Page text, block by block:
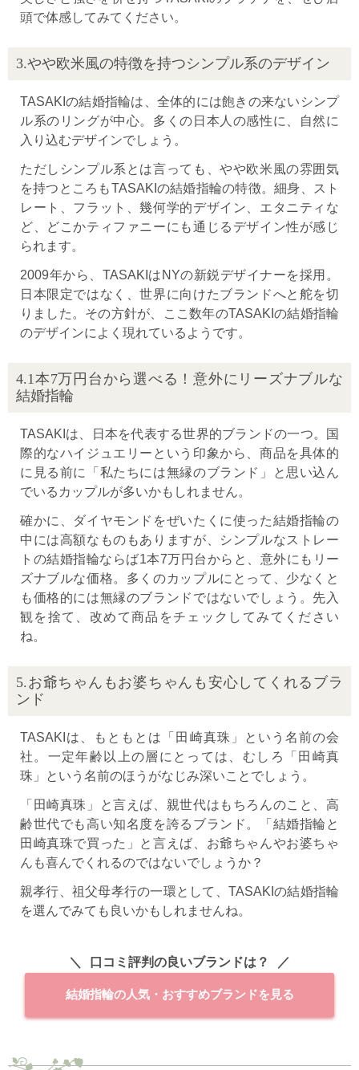
頭で体感してみてください。
3.やや欧米風の特徴を持つシンプル系のデザイン
TASAKIの結婚指輪は、全体的には飽きの来ないシンプ
ル系のリングが中心。多くの日本人の感性に、自然に
入り込むデザインでしょう。
ただしシンプル系とは言っても、やや欧米風の雰囲気
を持つところもTASAKIの結婚指輪の特徴。細身、スト
レート、フラット、幾何学的デザイン、エタニティな
ど、どこかティファニーにも通じるデザイン性が感じ
られます。
2009年から、TASAKIはNYの新鋭デザイナーを採用。
日本限定ではなく、世界に向けたブランドへと舵を切
りました。その方針が、ここ数年のTASAKIの結婚指輪
のデザインによく現れているようです。
4.1本7万円台から選べる！意外にリーズナブルな
結婚指輪
TASAKIは、日本を代表する世界的ブランドの一つ。国
際的なハイジュエリーという印象から、商品を具体的
に見る前に「私たちには無縁のブランド」と思い込ん
でいるカップルが多いかもしれません。
確かに、ダイヤモンドをぜいたくに使った結婚指輪の
中には高額なものもありますが、シンプルなストレー
トの結婚指輪ならば1本7万円台からと、意外にもリー
ズナブルな価格。多くのカップルにとって、少なくと
も価格的には無縁のブランドではないでしょう。先入
観を捨て、改めて商品をチェックしてみてください
ね。
5.お爺ちゃんもお婆ちゃんも安心してくれるブラ
ンド
TASAKIは、もともとは「田崎真珠」という名前の会
社。一定年齢以上の層にとっては、むしろ「田崎真
珠」という名前のほうがなじみ深いことでしょう。
「田崎真珠」と言えば、親世代はもちろんのこと、高
齢世代でも高い知名度を誇るブランド。「結婚指輪と
田崎真珠で買った」と言えば、お爺ちゃんやお婆ちゃ
んも喜んでくれるのではないでしょうか？
親孝行、祖父母孝行の一環として、TASAKIの結婚指輪
を選んでみても良いかもしれませんね。
口コミ評判の良いブランドは？
結婚指輪の人気・おすすめブランドを見る